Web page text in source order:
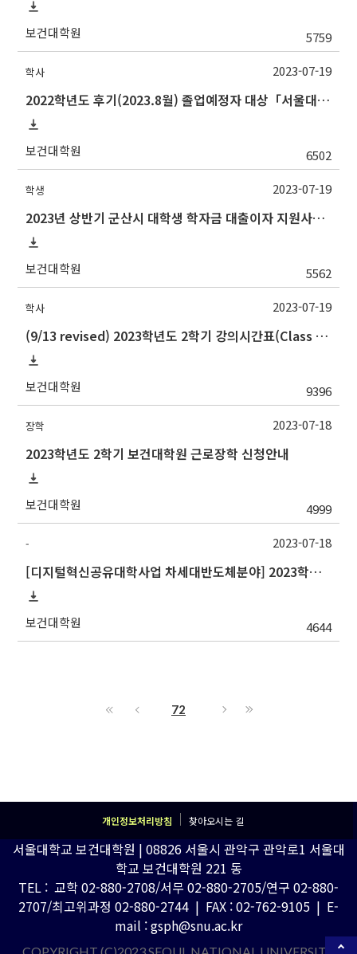
보건대학원 5759
학사
2022학년도 후기(2023.8월) 졸업예정자 대상「서울대학교 교과인증과정」이수 신청 안내
보건대학원 6502
2023-07-19
학생
2023년 상반기 군산시 대학생 학자금 대출이자 지원사업 안내
보건대학원 5562
2023-07-19
학사
(9/13 revised) 2023학년도 2학기 강의시간표(Class schedule, 2023 Fall semester)
보건대학원 9396
2023-07-19
장학
2023학년도 2학기 보건대학원 근로장학 신청안내
보건대학원 4999
2023-07-18
-
[디지털혁신공유대학사업 차세대반도체분야] 2023학년도 2학기 포항공과대학교 교류 수학 안내
보건대학원 4644
2023-07-18
72
개인정보처리방침 찾아오시는 길
서울대학교 보건대학원 | 08826 서울시 관악구 관악로1 서울대
학교 보건대학원 221 동
TEL : 교학 02-880-2708/서무 02-880-2705/연구 02-880-
2707/최고위과정 02-880-2744 | FAX : 02-762-9105 | E-
mail : gsph@snu.ac.kr